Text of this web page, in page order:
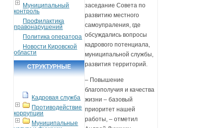
Муниципальный
контроль
Профилактика
правонарушений
Политика оператора
Новости Кировской
области
СТРУКТУРНЫЕ
Кадровая служба
Противодействие
коррупции
Муниципальные
заседание Совета по
развитию местного
самоупраления, где
обсуждались вопросы
кадрового потенциала,
муниципальной службы,
развития территорий.
– Повышение
благополучия и качества
жизни – базовый
приоритет нашей
работы, – отметил